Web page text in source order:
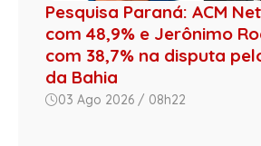
Pesquisa Paraná: ACM
com 48,9% e Jerônimo
com 38,7% na disputa
da Bahia
03 Ago 2026 / 08h22